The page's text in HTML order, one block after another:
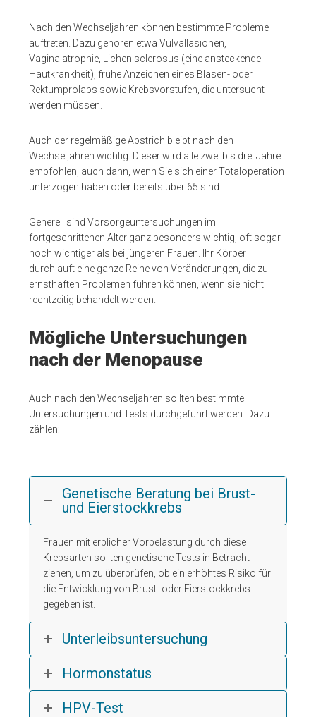
Nach den Wechseljahren können bestimmte Probleme
auftreten. Dazu gehören etwa Vulvalläsionen,
Vaginalatrophie, Lichen sclerosus (eine ansteckende
Hautkrankheit), frühe Anzeichen eines Blasen- oder
Rektumprolaps sowie Krebsvorstufen, die untersucht
werden müssen.
Auch der regelmäßige Abstrich bleibt nach den
Wechseljahren wichtig. Dieser wird alle zwei bis drei Jahre
empfohlen, auch dann, wenn Sie sich einer Totaloperation
unterzogen haben oder bereits über 65 sind.
Generell sind Vorsorgeuntersuchungen im
fortgeschrittenen Alter ganz besonders wichtig, oft sogar
noch wichtiger als bei jüngeren Frauen. Ihr Körper
durchläuft eine ganze Reihe von Veränderungen, die zu
ernsthaften Problemen führen können, wenn sie nicht
rechtzeitig behandelt werden.
Mögliche Untersuchungen
nach der Menopause
Auch nach den Wechseljahren sollten bestimmte
Untersuchungen und Tests durchgeführt werden. Dazu
zählen:
Genetische Beratung bei Brust-
und Eierstockkrebs
Frauen mit erblicher Vorbelastung durch diese
Krebsarten sollten genetische Tests in Betracht
ziehen, um zu überprüfen, ob ein erhöhtes Risiko für
die Entwicklung von Brust- oder Eierstockkrebs
gegeben ist.
Unterleibsuntersuchung
Hormonstatus
HPV-Test